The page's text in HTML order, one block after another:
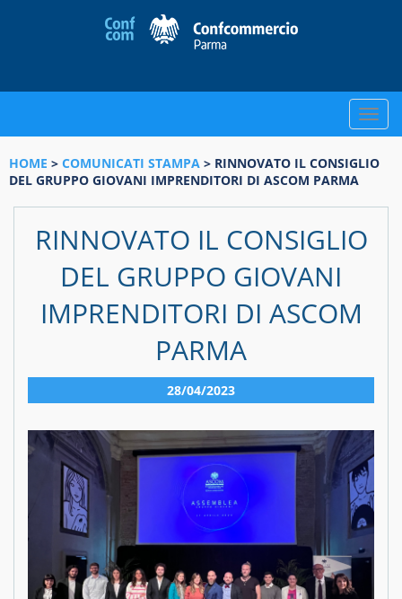
Toggle
HOME > COMUNICATI STAMPA > RINNOVATO IL CONSIGLIO
DEL GRUPPO GIOVANI IMPRENDITORI DI ASCOM PARMA
RINNOVATO IL CONSIGLIO
DEL GRUPPO GIOVANI
IMPRENDITORI DI ASCOM
PARMA
28/04/2023